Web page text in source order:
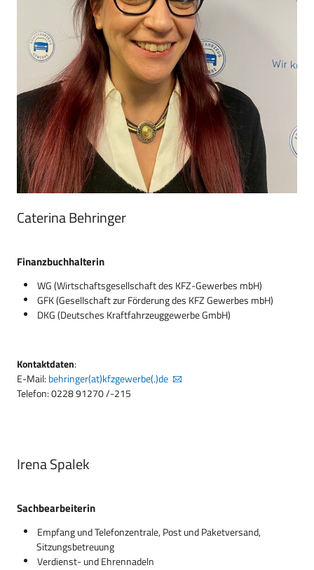
Caterina Behringer
Finanzbuchhalterin
WG (Wirtschaftsgesellschaft des KFZ-Gewerbes mbH)
GFK (Gesellschaft zur Förderung des KFZ Gewerbes mbH)
DKG (Deutsches Kraftfahrzeuggewerbe GmbH)
Kontaktdaten:
E-Mail: behringer(at)kfzgewerbe(.)de
Telefon: 0228 91270 /-215
Irena Spalek
Sachbearbeiterin
Empfang und Telefonzentrale, Post und Paketversand,
Sitzungsbetreuung
Verdienst- und Ehrennadeln